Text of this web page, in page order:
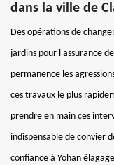
dans la ville de
Des opérations de
jardins pour l'assurance
permanence les
ces travaux le plus
prendre en main ces
indispensable de convier
confiance à Yohan